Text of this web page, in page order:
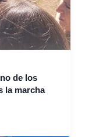
de los
la marcha